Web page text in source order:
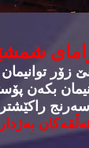
بكه‌ن
سه‌رنج
ئه‌ڵقه‌كان